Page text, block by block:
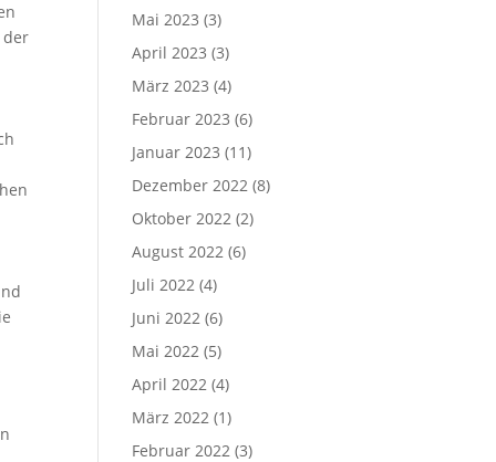
der
Mai 2023 (3)
April 2023 (3)
März 2023 (4)
Februar 2023 (6)
Januar 2023 (11)
Dezember 2022 (8)
Oktober 2022 (2)
August 2022 (6)
Juli 2022 (4)
Juni 2022 (6)
Mai 2022 (5)
April 2022 (4)
März 2022 (1)
Februar 2022 (3)